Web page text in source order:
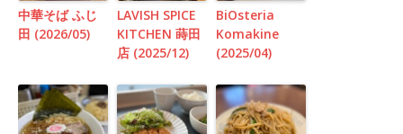
中華そば ふじ
田 (2026/05)
LAVISH SPICE
KITCHEN 蒔田
店 (2025/12)
BiOsteria
Komakine
(2025/04)